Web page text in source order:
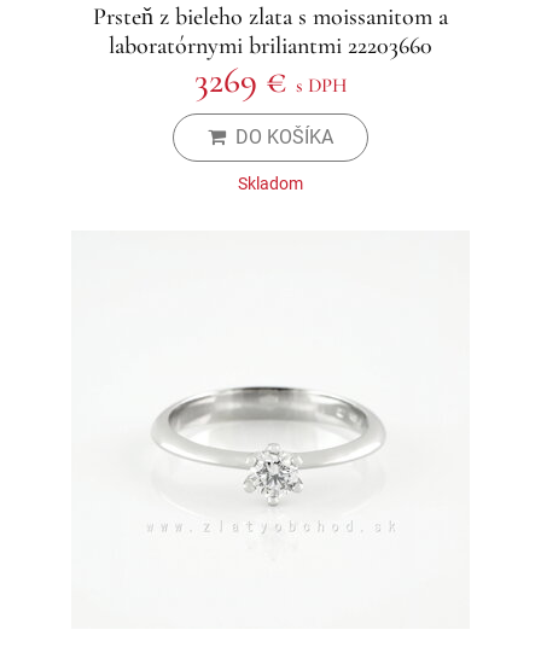
Prsteň z bieleho zlata s moissanitom a
laboratórnymi briliantmi 22203660
3269 € s DPH
DO KOŠÍKA
Skladom